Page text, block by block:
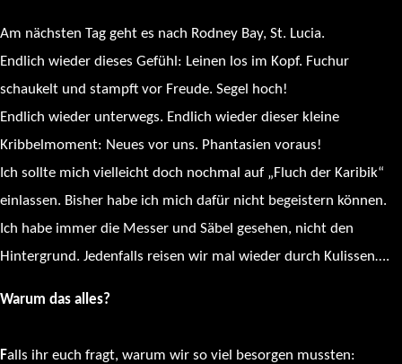
Am nächsten Tag geht es nach Rodney Bay, St. Lucia.
Endlich wieder dieses Gefühl: Leinen los im Kopf. Fuchur
schaukelt und stampft vor Freude. Segel hoch!
Endlich wieder unterwegs. Endlich wieder dieser kleine
Kribbelmoment: Neues vor uns. Phantasien voraus!
Ich sollte mich vielleicht doch nochmal auf „Fluch der Karibik“
einlassen. Bisher habe ich mich dafür nicht begeistern können.
Ich habe immer die Messer und Säbel gesehen, nicht den
Hintergrund. Jedenfalls reisen wir mal wieder durch Kulissen….
Warum das alles?
Falls ihr euch fragt, warum wir so viel besorgen mussten: